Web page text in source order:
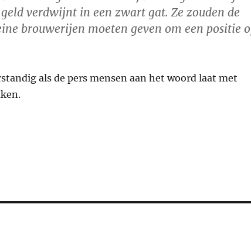
verdwijnt in een zwart gat. Ze zouden de
brouwerijen moeten geven om een positie
als de pers mensen aan het woord laat met